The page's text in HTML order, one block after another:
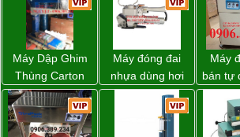
quốc
hãng giá tốt
Máy Dập Ghim
Thùng Carton
Wp-1200 Chính
Hãng Đài Loan
Máy đóng đai
nhựa dùng hơi
khí nén WP-20
Máy
bán tự